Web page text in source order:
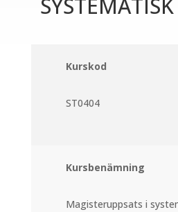
Kurskod
ST0404
Kursbenämning
Magisteruppsats i